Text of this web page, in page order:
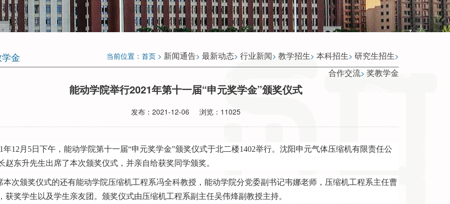
金 当前位置：首页 > 新闻通告> 最新动态> 行业新闻> 教学招生> 本科招生> 研究生招生>
合作交流> 奖教学金
能动学院举行2021年第十一届“申元奖学金”颁奖仪式
发布：2021-12-06浏览： 11025
年12 月 5日下午，能动学院第十一届“申元奖学金”颁奖仪式于北二楼1402举行。沈阳申元气体压缩机有限责任公
赵东升先生出席了本次颁奖仪式，并亲自给获奖同学颁奖。
本次颁奖仪式的还有能动学院压缩机工程系冯全科教授，能动学院分党委副书记韦娜老师，压缩机工程系主任曹
获奖学生以及学生亲友团。颁奖仪式由压缩机工程系副主任吴伟烽副教授主持。